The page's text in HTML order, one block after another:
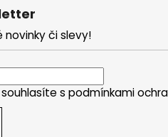
novinky či slevy!
s podmínkami